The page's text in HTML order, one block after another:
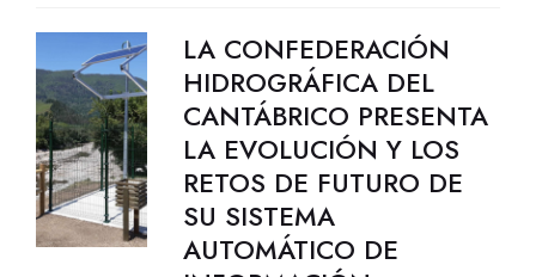
LA CONFEDERACIÓN
HIDROGRÁFICA DEL
CANTÁBRICO PRESENTA
LA EVOLUCIÓN Y LOS
RETOS DE FUTURO DE
SU SISTEMA
AUTOMÁTICO DE